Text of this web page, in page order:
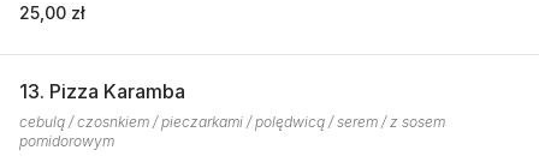
25,00 zł
13. Pizza Karamba
cebulą / czosnkiem / pieczarkami / polędwicą / serem / z sosem
pomidorowym